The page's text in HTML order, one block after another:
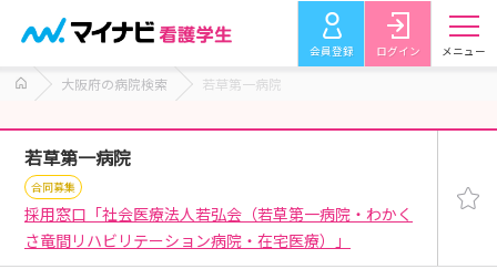
会員登録 ログイン メニュー
大阪府の病院検索 若草第一病院
若草第一病院
合同募集
採用窓口「社会医療法人若弘会（若草第一病院・わかく
さ竜間リハビリテーション病院・在宅医療）」